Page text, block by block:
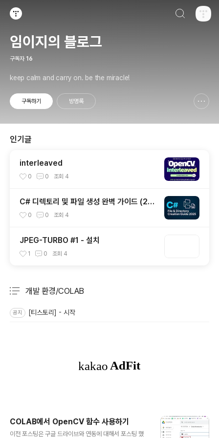
임이지의 블로그
구독자 16
keep calm and carry on. be the miracle!
구독하기 방명록
인기글
interleaved
0 0 조회 4
C# 디렉토리 및 파일 생성 완벽 가이드 (20
25년 최신)
0 0 조회 4
JPEG-TURBO #1 - 설치
1 0 조회 4
개발 환경/COLAB
공지 [티스토리] - 시작
COLAB에서 OpenCV 함수 사용하기
이전 포스팅은 구글 드라이브와 연동에 대해서 포스팅 했